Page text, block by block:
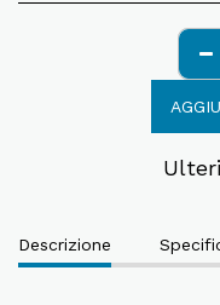
Descrizione